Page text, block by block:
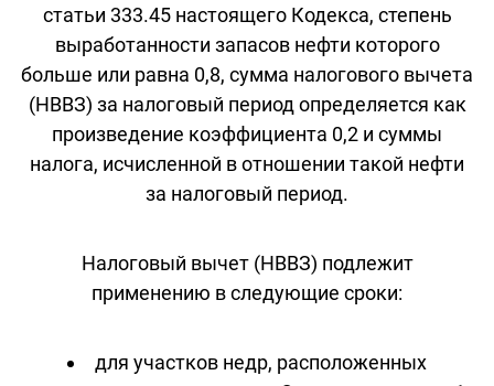
статьи 333.45 настоящего Кодекса, степень
выработанности запасов нефти которого
больше или равна 0,8, сумма налогового вычета
(НВВЗ) за налоговый период определяется как
произведение коэффициента 0,2 и суммы
налога, исчисленной в отношении такой нефти
за налоговый период.
Налоговый вычет (НВВЗ) подлежит
применению в следующие сроки:
для участков недр, расположенных